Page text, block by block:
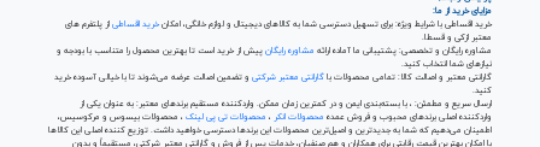
مزایای خرید از ما:
خرید اقساطی با شرایط ویژه: برای تسهیل دسترسی شما به کالاهای دیجیتال و لوازم خانگی، امکانخرید اقساطی از پلتفرم های
معتبر ازکی و قسطا.
مشاوره رایگان و تخصصی: پشتیبانی ما آماده ارائه مشاوره رایگان پیش از خرید است تا بهترین محصول را متناسب با بودجه و
نیازهای شما انتخاب کنید.
گارانتی معتبر و اصالت کالا: تمامی محصولات با گارانتی معتبر شرکتی و تضمین اصالت عرضه می‌شوند تا با خیالی آسوده خرید
کنید.
ارسال سریع و مطمئن: ، با بسته‌بندی ایمن و در کمترین زمان ممکن. واردکننده مستقیم برندهای معتبر: به عنوان یکی از
واردکننده اصلی برندهای محبوب و فروش عمده محصولات انکر ، محصولات تی پی لینک ، محصولات بیسوس و مرکوسیس،
اطمینان می‌دهیم که شما به جدیدترین و اصیل‌ترین محصولات این برندها دسترسی خواهید داشت. توزیع کننده اصلی این کالاها
با امکان بهترین قیمت رقابتی برای همکاران و هم صنفیان، خدمات پس از فروش و گارانتی معتبر شرکتی، مستقیماً و بدون